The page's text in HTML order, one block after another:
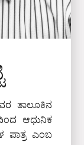
ತಾಲೂಕಿನ
ಆಧುನಿಕ
ಪಾತ್ರ ಎಂಬ